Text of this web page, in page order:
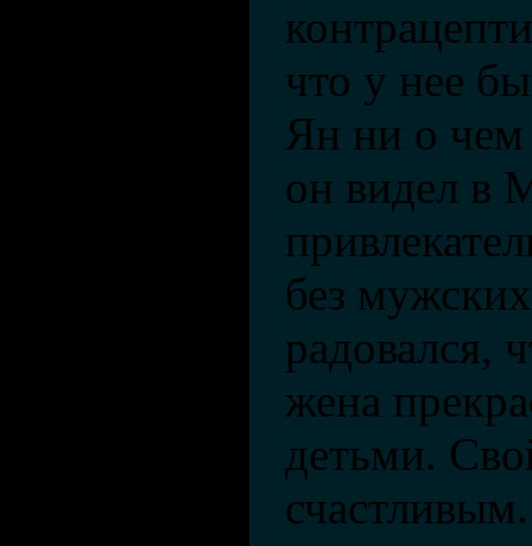
что у нее
Ян ни о чем
он видел в
без
радовался,
жена
детьми.
счастливым.